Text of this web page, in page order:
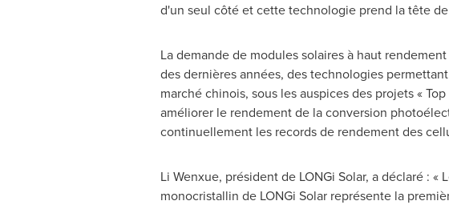
d'un seul côté et cette technologie prend la tête
La demande de modules solaires à haut
des dernières années, des technologies
marché chinois, sous les auspices des projets «
améliorer le rendement de la conversion
continuellement les records de rendement des
Li Wenxue, président de LONGi Solar, a déclaré :
monocristallin de LONGi Solar représente la